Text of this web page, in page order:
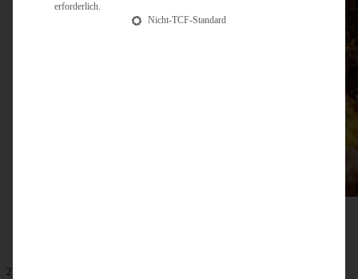
27. Oktober 2024
erforderlich.
Nicht-TCF-Standard